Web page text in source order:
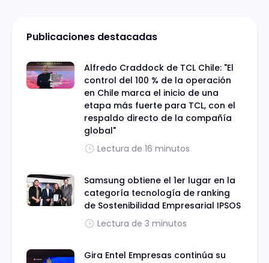
Publicaciones destacadas
Alfredo Craddock de TCL Chile: "El
control del 100 % de la operación
en Chile marca el inicio de una
etapa más fuerte para TCL, con el
respaldo directo de la compañía
global"
Lectura de 16 minutos
Samsung obtiene el 1er lugar en la
categoría tecnología de ranking
de Sostenibilidad Empresarial IPSOS
Lectura de 3 minutos
Gira Entel Empresas continúa su